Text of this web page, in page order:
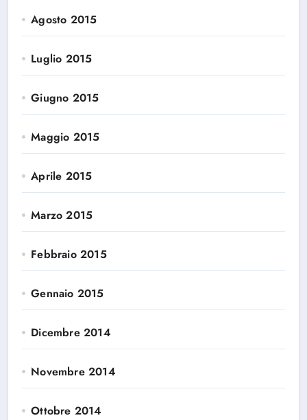
Agosto 2015
Luglio 2015
Giugno 2015
Maggio 2015
Aprile 2015
Marzo 2015
Febbraio 2015
Gennaio 2015
Dicembre 2014
Novembre 2014
Ottobre 2014